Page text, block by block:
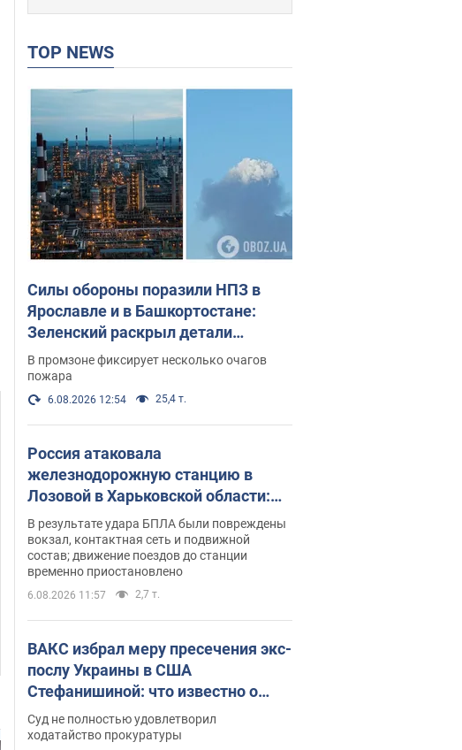
TOP NEWS
Силы обороны поразили НПЗ в
Ярославле и в Башкортостане:
Зеленский раскрыл детали
операции. Фото и видео
В промзоне фиксирует несколько очагов
пожара
6.08.2026 12:54 25,4 т.
Россия атаковала
железнодорожную станцию в
Лозовой в Харьковской области:
есть погибшие и раненые
В результате удара БПЛА были повреждены
вокзал, контактная сеть и подвижной
состав; движение поездов до станции
временно приостановлено
6.08.2026 11:57 2,7 т.
ВАКС избрал меру пресечения экс-
послу Украины в США
Стефанишиной: что известно о
деле
Суд не полностью удовлетворил
ходатайство прокуратуры